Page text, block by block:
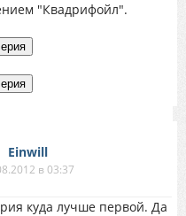
"Квадрифойл".
Einwill
в 03:37
куда лучше первой. Да